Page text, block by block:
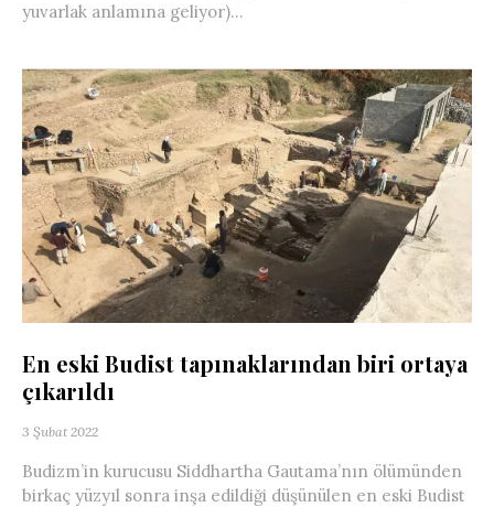
yuvarlak anlamına geliyor)...
En eski Budist tapınaklarından biri ortaya
çıkarıldı
3 Şubat 2022
Budizm’in kurucusu Siddhartha Gautama’nın ölümünden
birkaç yüzyıl sonra inşa edildiği düşünülen en eski Budist